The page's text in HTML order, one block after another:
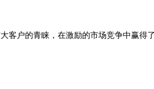
客户的青睐，在激励的市场竞争中赢得